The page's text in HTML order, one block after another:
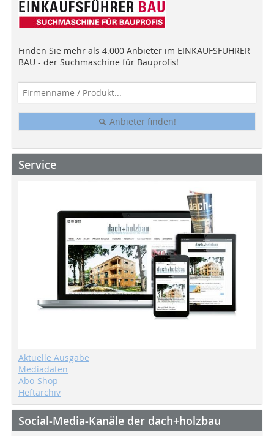
Finden Sie mehr als 4.000 Anbieter im EINKAUFSFÜHRER
BAU - der Suchmaschine für Bauprofis!
Anbieter finden!
Service
Aktuelle Ausgabe
Mediadaten
Abo-Shop
Heftarchiv
Social-Media-Kanäle der dach+holzbau